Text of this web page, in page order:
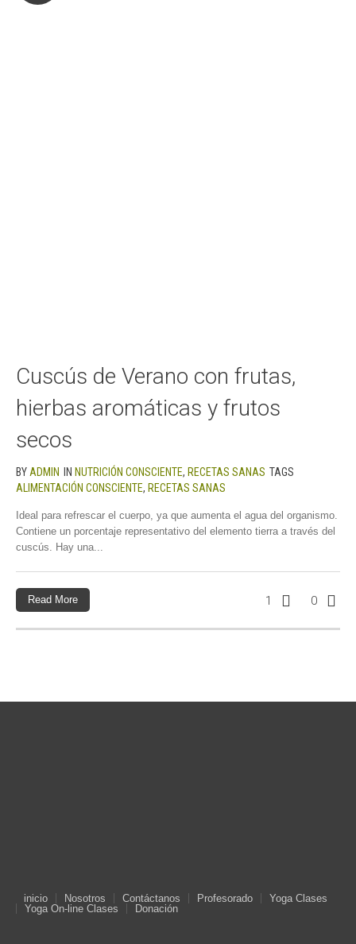
Cuscús de Verano con frutas,
hierbas aromáticas y frutos
secos
BY ADMIN IN NUTRICIÓN CONSCIENTE, RECETAS SANAS TAGS
ALIMENTACIÓN CONSCIENTE, RECETAS SANAS
Ideal para refrescar el cuerpo, ya que aumenta el agua del organismo.
Contiene un porcentaje representativo del elemento tierra a través del
cuscús. Hay una...
1 0
Read More
inicio Nosotros Contáctanos Profesorado
Yoga Clases
Yoga On-line Clases
Donación